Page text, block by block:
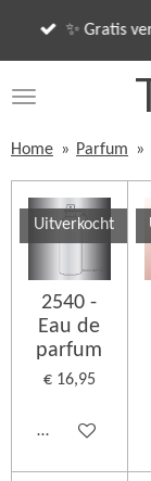
de
✨ Gratis
Home » Parfum »
Uitverkocht
2540 -
Eau de
parfum
€ 16,95
Houd mij op de